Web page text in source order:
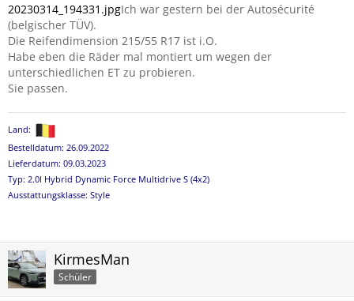
20230314_194331.jpgIch war gestern bei der Autosécurité
(belgischer TÜV).
Die Reifendimension 215/55 R17 ist i.O.
Habe eben die Räder mal montiert um wegen der
unterschiedlichen ET zu probieren.
Sie passen.
Land:
Bestelldatum: 26.09.2022
Lieferdatum: 09.03.2023
Typ: 2.0l Hybrid Dynamic Force Multidrive S (4x2)
Ausstattungsklasse: Style
KirmesMan
Schüler